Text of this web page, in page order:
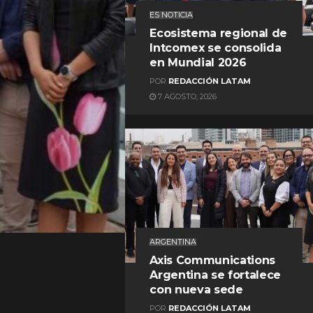
ES NOTICIA
Ecosistema regional de
Intcomex se consolida
en Mundial 2026
POR REDACCIÓN LATAM
7 AGOSTO, 2026
ARGENTINA
Axis Communications
Argentina se fortalece
con nueva sede
POR REDACCIÓN LATAM